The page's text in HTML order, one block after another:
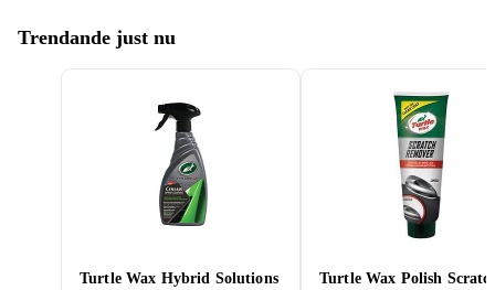
Trendande just nu
Turtle Wax Hybrid Solutions
Turtle Wax Polish